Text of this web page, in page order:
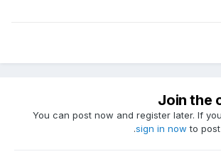
Join the
You can post now and register later. If
sign in nowto